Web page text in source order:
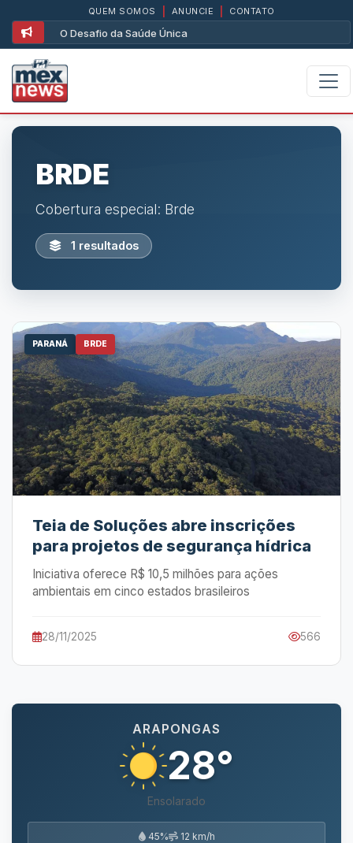
O Desafio da Saúde Única
QUEM SOMOS ANUNCIE CONTATO
BRDE
Cobertura especial: Brde
1 resultados
PARANÁ BRDE
Teia de Soluções abre inscrições
para projetos de segurança hídrica
Iniciativa oferece R$ 10,5 milhões para ações
ambientais em cinco estados brasileiros
28/11/2025 566
ARAPONGAS
28°
Ensolarado
45% 12 km/h